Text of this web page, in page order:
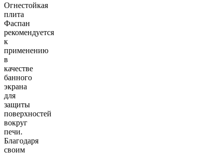
Огнестойкая
плита
Фаспан
рекомендуется
к
применению
в
качестве
банного
экрана
для
защиты
поверхностей
вокруг
печи.
Благодаря
своим